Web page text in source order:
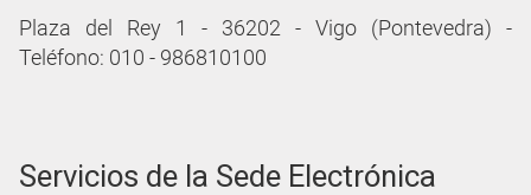
Plaza del Rey 1 - 36202 - Vigo (Pontevedra) -
Teléfono: 010 - 986810100
Servicios de la Sede Electrónica